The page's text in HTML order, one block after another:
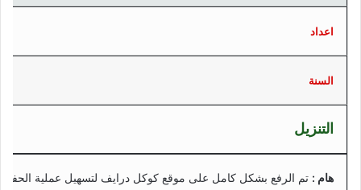
اعداد
السنة
التنزيل
هام : تم الرفع بشكل كامل على موقع كوكل درايف لتسهيل عملية الحفظ